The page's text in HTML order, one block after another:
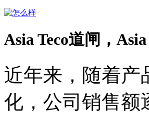
Asia Teco道闸，
近年来，随着产
化，公司销售额